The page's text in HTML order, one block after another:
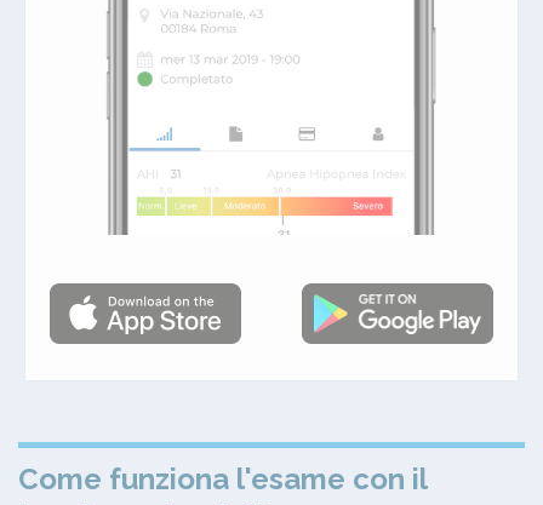
Come funziona l'esame con il